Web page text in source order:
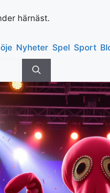
härnäst.
Nyheter Spel Sport